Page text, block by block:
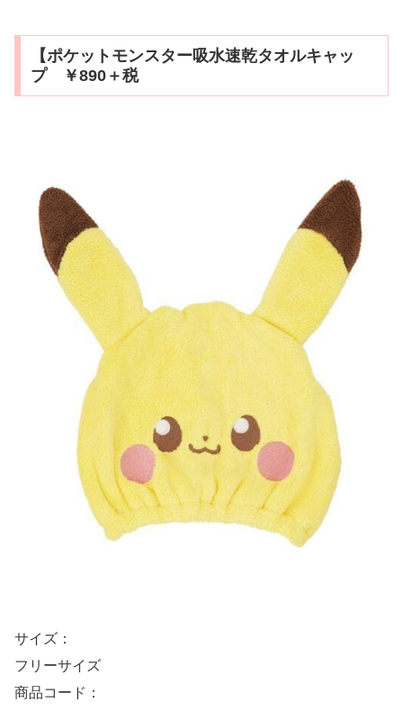
【ポケットモンスター吸水速乾タオルキャッ
プ ￥890＋税
サイズ：
フリーサイズ
商品コード：